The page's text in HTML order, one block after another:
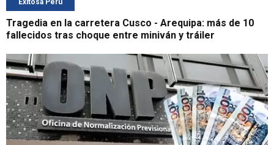
Exitosa Perú
Tragedia en la carretera Cusco - Arequipa: más de 10
fallecidos tras choque entre miniván y tráiler